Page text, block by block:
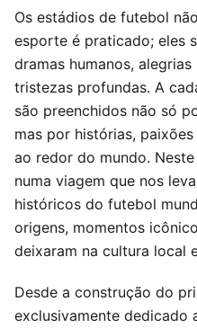
Os estádios de futebol
esporte é praticado; eles
dramas humanos,
tristezas profundas. A
são preenchidos não só
mas por histórias,
ao redor do mundo.
numa viagem que nos
históricos do futebol
origens, momentos
deixaram na cultura local
Desde a construção do
exclusivamente dedicado